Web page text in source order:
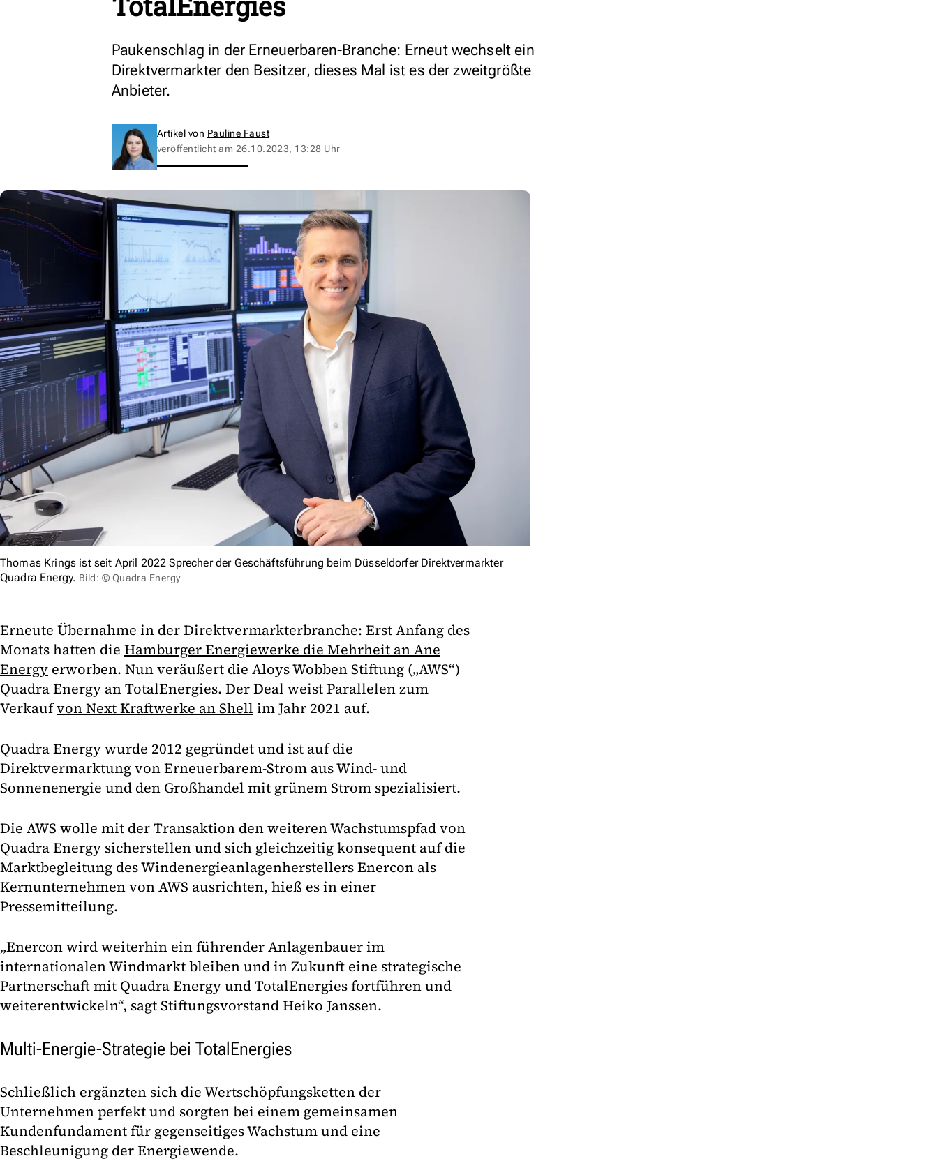
Paukenschlag in der Erneuerbaren-Branche: Erneut wechselt ein
Direktvermarkter den Besitzer, dieses Mal ist es der zweitgrößte
Anbieter.
Artikel von Pauline Faust
veröffentlicht am 26.10.2023, 13:28 Uhr
Thomas Krings ist seit April 2022 Sprecher der Geschäftsführung beim Düsseldorfer Direktvermarkter
Quadra Energy. Bild: © Quadra Energy
Erneute Übernahme in der Direktvermarkterbranche: Erst Anfang des
Monats hatten die Hamburger Energiewerke die Mehrheit an Ane
Energy erworben. Nun veräußert die Aloys Wobben Stiftung („AWS“)
Quadra Energy an TotalEnergies. Der Deal weist Parallelen zum
Verkaufvon Next Kraftwerke an Shell im Jahr 2021 auf.
Quadra Energy wurde 2012 gegründet und ist auf die
Direktvermarktung von Erneuerbarem-Strom aus Wind- und
Sonnenenergie und den Großhandel mit grünem Strom spezialisiert.
Die AWS wolle mit der Transaktion den weiteren Wachstumspfad von
Quadra Energy sicherstellen und sich gleichzeitig konsequent auf die
Marktbegleitung des Windenergieanlagenherstellers Enercon als
Kernunternehmen von AWS ausrichten, hieß es in einer
Pressemitteilung.
„Enercon wird weiterhin ein führender Anlagenbauer im
internationalen Windmarkt bleiben und in Zukunft eine strategische
Partnerschaft mit Quadra Energy und TotalEnergies fortführen und
weiterentwickeln“, sagt Stiftungsvorstand Heiko Janssen.
Multi-Energie-Strategie bei TotalEnergies
Schließlich ergänzten sich die Wertschöpfungsketten der
Unternehmen perfekt und sorgten bei einem gemeinsamen
Kundenfundament für gegenseitiges Wachstum und eine
Beschleunigung der Energiewende.